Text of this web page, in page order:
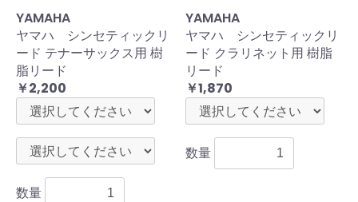
YAMAHA
ヤマハ シンセティックリ
ード テナーサックス用 樹
脂リード
￥2,200
数量
YAMAHA
ヤマハ シンセティックリ
ード クラリネット用 樹脂
リード
￥1,870
数量